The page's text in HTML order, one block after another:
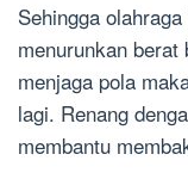
Sehingga
menurunkan berat
menjaga pola
lagi. Renang
membantu